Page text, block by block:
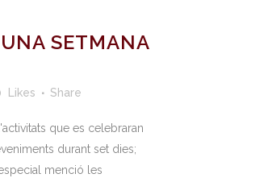
SETMANA
Likes Share
que es celebraran
durant set dies;
menció les